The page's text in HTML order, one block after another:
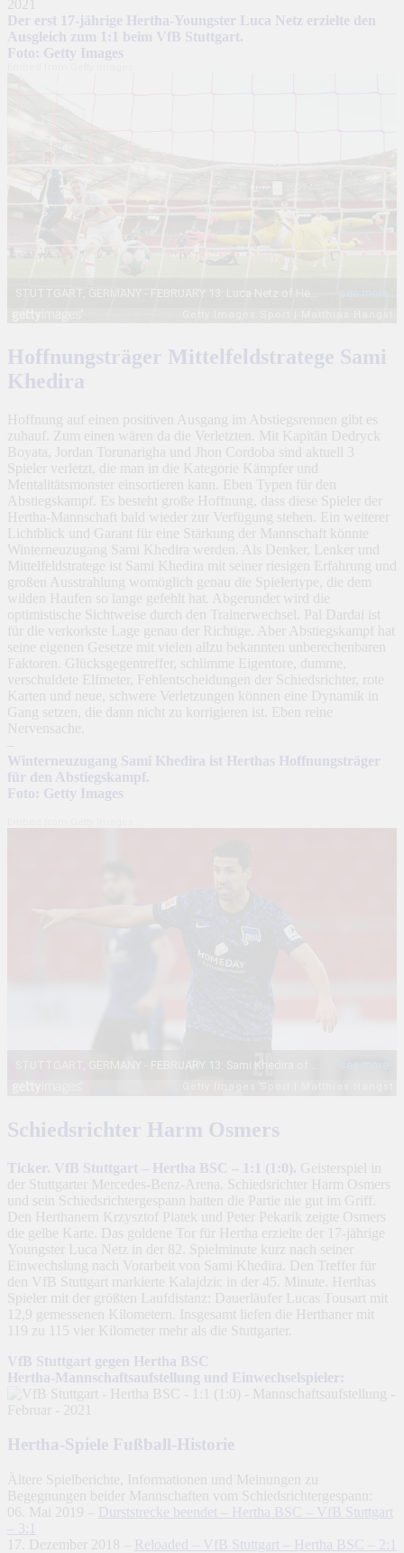
Der erst 17-jährige Hertha-Youngster Luca Netz erzielte den
Ausgleich zum 1:1 beim VfB Stuttgart.
Foto: Getty Images
Hoffnungsträger Mittelfeldstratege Sami
Khedira
Hoffnung auf einen positiven Ausgang im Abstiegsrennen gibt es
zuhauf. Zum einen wären da die Verletzten. Mit Kapitän Dedryck
Boyata, Jordan Torunarigha und Jhon Cordoba sind aktuell 3
Spieler verletzt, die man in die Kategorie Kämpfer und
Mentalitätsmonster einsortieren kann. Eben Typen für den
Abstiegskampf. Es besteht große Hoffnung, dass diese Spieler der
Hertha-Mannschaft bald wieder zur Verfügung stehen. Ein weiterer
Lichtblick und Garant für eine Stärkung der Mannschaft könnte
Winterneuzugang Sami Khedira werden. Als Denker, Lenker und
Mittelfeldstratege ist Sami Khedira mit seiner riesigen Erfahrung und
großen Ausstrahlung womöglich genau die Spielertype, die dem
wilden Haufen so lange gefehlt hat. Abgerundet wird die
optimistische Sichtweise durch den Trainerwechsel. Pal Dardai ist
für die verkorkste Lage genau der Richtige. Aber Abstiegskampf hat
seine eigenen Gesetze mit vielen allzu bekannten unberechenbaren
Faktoren. Glücksgegentreffer, schlimme Eigentore, dumme,
verschuldete Elfmeter, Fehlentscheidungen der Schiedsrichter, rote
Karten und neue, schwere Verletzungen können eine Dynamik in
Gang setzen, die dann nicht zu korrigieren ist. Eben reine
Nervensache.
Winterneuzugang Sami Khedira ist Herthas Hoffnungsträger
für den Abstiegskampf.
Foto: Getty Images
Schiedsrichter Harm Osmers
Ticker. VfB Stuttgart – Hertha BSC – 1:1 (1:0). Geisterspiel in
der Stuttgarter Mercedes-Benz-Arena. Schiedsrichter Harm Osmers
und sein Schiedsrichtergespann hatten die Partie nie gut im Griff.
Den Herthanern Krzysztof Piatek und Peter Pekarik zeigte Osmers
die gelbe Karte. Das goldene Tor für Hertha erzielte der 17-jährige
Youngster Luca Netz in der 82. Spielminute kurz nach seiner
Einwechslung nach Vorarbeit von Sami Khedira. Den Treffer für
den VfB Stuttgart markierte Kalajdzic in der 45. Minute. Herthas
Spieler mit der größten Laufdistanz: Dauerläufer Lucas Tousart mit
12,9 gemessenen Kilometern. Insgesamt liefen die Herthaner mit
119 zu 115 vier Kilometer mehr als die Stuttgarter.
VfB Stuttgart gegen Hertha BSC
Hertha-Mannschaftsaufstellung und Einwechselspieler:
Hertha-Spiele Fußball-Historie
Ältere Spielberichte, Informationen und Meinungen zu
Begegnungen beider Mannschaften vom Schiedsrichtergespann:
06. Mai 2019 –
Durststrecke beendet – Hertha BSC – VfB Stuttgart
– 3:1
17. Dezember 2018 –
Reloaded – VfB Stuttgart – Hertha BSC – 2:1